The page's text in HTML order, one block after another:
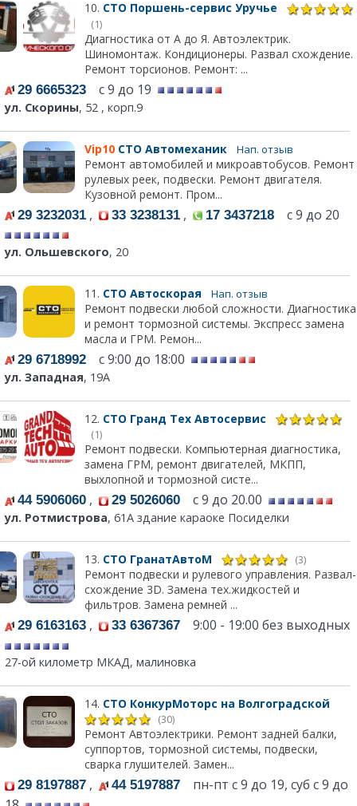
10. СТО Поршень-сервис Уручье
(1)
Диагностика от А до Я. Автоэлектрик.
Шиномонтаж. Кондиционеры. Развал схождение.
Ремонт торсионов. Ремонт: ...
29 6665323 с 9 до 19
ул. Скорины, 52 , корп.9
Vip10 СТО Автомеханик Нап. отзыв
Ремонт автомобилей и микроавтобусов. Ремонт
рулевых реек, подвески. Ремонт двигателя.
Кузовной ремонт. Пром...
29 3232031 , 33 3238131 , 17 3437218 с 9 до 20
ул. Ольшевского, 20
11. СТО Автоскорая Нап. отзыв
Ремонт подвески любой сложности. Диагностика
и ремонт тормозной системы. Экспресс замена
масла и ГРМ. Ремон...
29 6718992 с 9:00 до 18:00
ул. Западная, 19А
12. СТО Гранд Тех Автосервис
(1)
Ремонт подвески. Компьютерная диагностика,
замена ГРМ, ремонт двигателей, МКПП,
выхлопной и тормозной систе...
44 5906060 , 29 5026060 с 9 до 20.00
ул. Ротмистрова, 61А здание караоке Посиделки
13. СТО ГранатАвтоМ (3)
Ремонт подвески и рулевого управления. Развал-
схождение 3D. Замена тех.жидкостей и
фильтров. Замена ремней ...
29 6163163 , 33 6367367 9:00 - 19:00 без выходных
27-ой километр МКАД, малиновка
14. СТО КонкурМоторс на Волгоградской
(30)
Ремонт Автоэлектрики. Ремонт задней балки,
суппортов, тормозной системы, подвески,
сварка глушителей. Замен...
29 8197887 , 44 5197887 пн-пт с 9 до 19, суб с 9 до